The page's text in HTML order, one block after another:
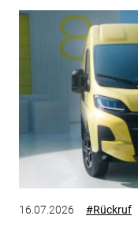
16.07.2026 #Rückruf